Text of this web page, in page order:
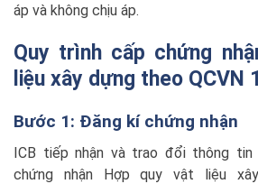
áp và không chịu áp.
Quy trình cấp chứng
liệu xây dựng theo QCVN
Bước 1: Đăng kí chứng nhận
ICB tiếp nhận và trao đổi thông
chứng nhận Hợp quy vật liệu